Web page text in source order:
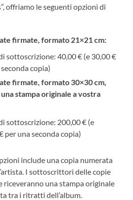
offriamo le seguenti opzioni di
firmate, formato 21×21 cm:
sottoscrizione: 40,00 € (e 30,00 €
copia)
firmate, formato 30×30 cm,
stampa originale a vostra
sottoscrizione: 200,00 € (e
per una seconda copia)
include una copia numerata
I sottoscrittori delle copie
riceveranno una stampa originale
tra i ritratti dell’album.